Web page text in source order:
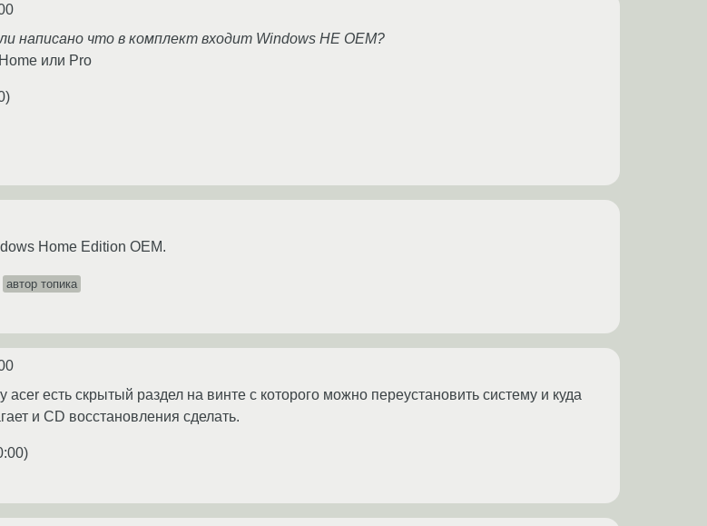
написано что в комплект входит Windows HE OEM?
или Pro
)
Home Edition OEM.
автор топика
есть скрытый раздел на винте с которого можно переустановить систему и куда
и CD восстановления сделать.
)